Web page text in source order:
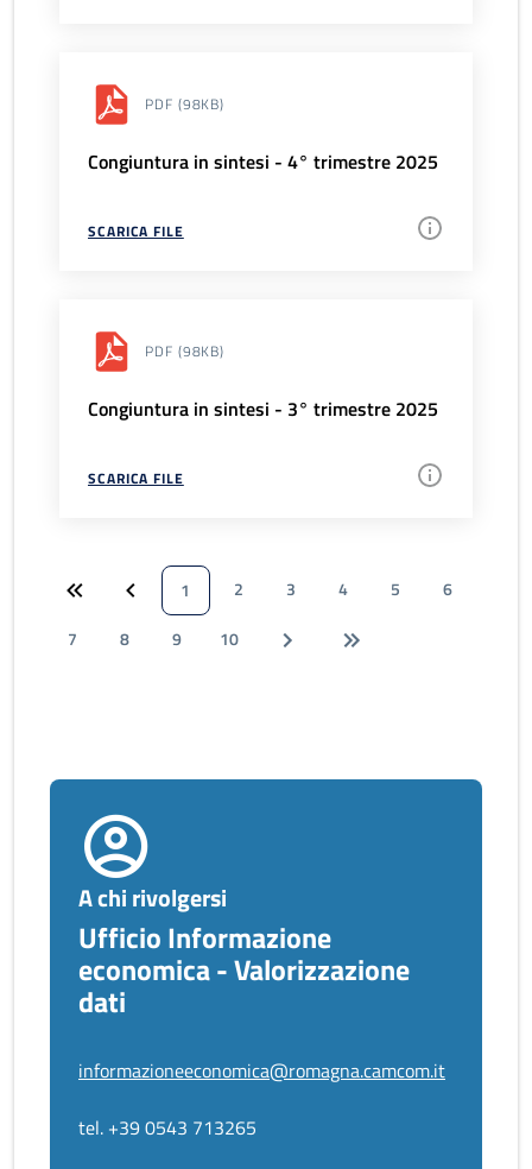
PDF (98KB)
Congiuntura in sintesi - 4° trimestre 2025
SCARICA FILE
PDF (98KB)
Congiuntura in sintesi - 3° trimestre 2025
SCARICA FILE
1 2 3 4 5
6
7
8 9 10
A chi rivolgersi
Ufficio Informazione
economica - Valorizzazione
dati
informazioneeconomica@romagna.camcom.it
tel. +39 0543 713265